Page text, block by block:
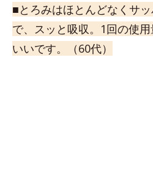
■とろみはほとんどなくサ
で、スッと吸収。1回の使
いいです。（60代）